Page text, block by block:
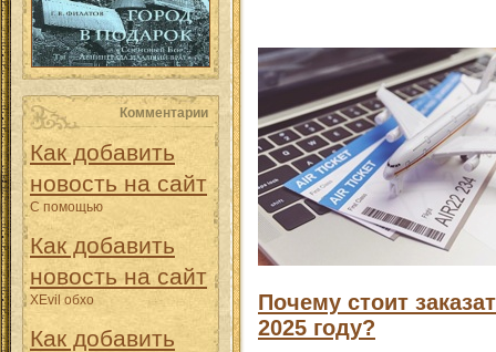
Комментарии
Как добавить
новость на сайт
С помощью
Как добавить
новость на сайт
XEvil обхо
Как добавить
Почему стоит
2025 году?